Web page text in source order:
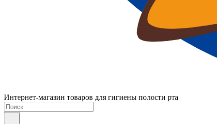
Интернет-магазин товаров для гигиены полости рта